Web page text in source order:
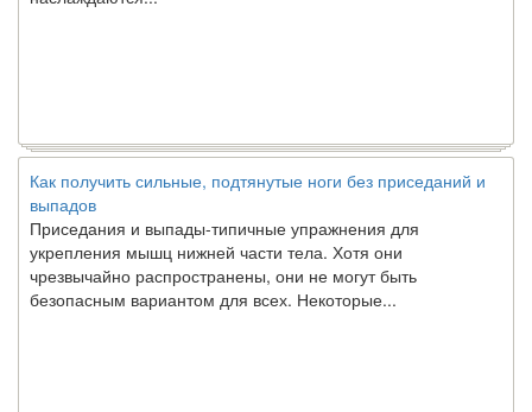
Как получить сильные, подтянутые ноги без приседаний и
выпадов
Приседания и выпады-типичные упражнения для
укрепления мышц нижней части тела. Хотя они
чрезвычайно распространены, они не могут быть
безопасным вариантом для всех. Некоторые...